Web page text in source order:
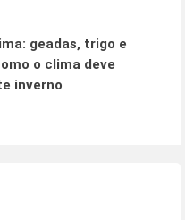
geadas, trigo e
o clima deve
inverno